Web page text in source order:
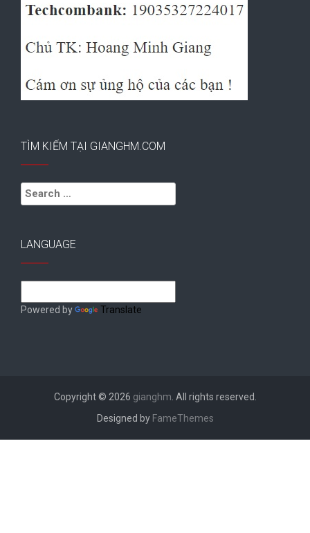
TÌM KIẾM TẠI GIANGHM.COM
Search
for:
LANGUAGE
Powered by Translate
Copyright © 2026 gianghm . All rights reserved.
Designed by FameThemes